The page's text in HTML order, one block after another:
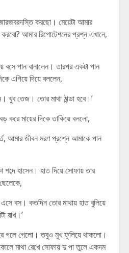
করছো। মেয়েটা আমার
করবো? আমার রিপোটেশনের প্রশ্ন এখানে,
পান বানালেন। তারপর একটা পান
এগিয়ে দিয়ে বললেন,
খুব তেজ। তোর মাথা ঠান্ডা হবে।’
মায়ের দিকে তাকিয়ে বললো,
আমার জীবন মরণ প্রশ্নে আমাকে পান
হাসেন। হাত দিয়ে সোফায় তার
বস। কতদিন তোর মাথায় হাত বুলিয়ে
রাখ।’
গলে গেলো। তবুও মুখ ফুলিয়ে থাকলো।
মাথা রেখে সোফায় দু পা তুলে একদম